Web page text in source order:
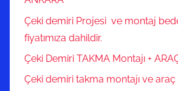
Çeki demiri Projesi ve montaj
fiyatımıza dahildir.
Çeki Demiri TAKMA Montajı +
Çeki demiri takma montajı ve araç